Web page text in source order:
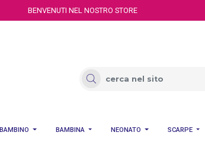
BENVENUTI NEL NOSTRO STORE
BAMBINO BAMBINA NEONATO SCARPE